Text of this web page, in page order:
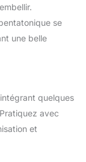
se
une belle
quelques
avec
et